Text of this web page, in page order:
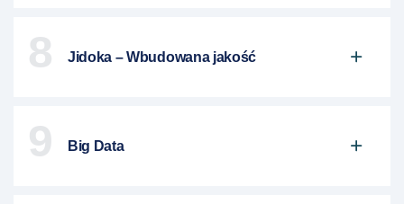
8 Jidoka – Wbudowana jakość
9 Big Data